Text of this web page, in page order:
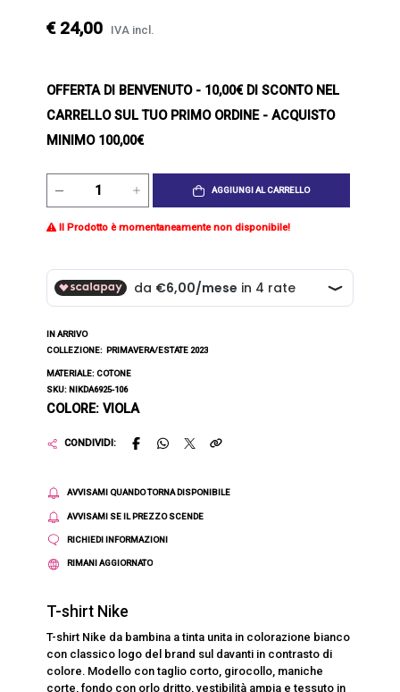
€ 24,00 IVA incl.
OFFERTA DI BENVENUTO- 10,00€ DI SCONTO NEL
CARRELLO SUL TUO PRIMO ORDINE - ACQUISTO
MINIMO 100,00€
AGGIUNGI AL CARRELLO
Il Prodotto è momentaneamente non disponibile!
IN ARRIVO
COLLEZIONE: PRIMAVERA/ESTATE 2023
MATERIALE: COTONE
SKU: NIKDA6925-106
COLORE: VIOLA
CONDIVIDI:
AVVISAMI QUANDO TORNA DISPONIBILE
AVVISAMI SE IL PREZZO SCENDE
RICHIEDI INFORMAZIONI
RIMANI AGGIORNATO
T-shirt Nike
T-shirt Nike da bambina a tinta unita in colorazione bianco
con classico logo del brand sul davanti in contrasto di
colore. Modello con taglio corto, girocollo, maniche
corte, fondo con orlo dritto, vestibilità ampia e tessuto in